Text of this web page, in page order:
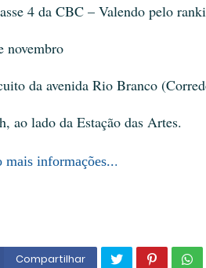
4 da CBC – Valendo pelo
novembro
da avenida Rio Branco
ao lado da Estação das Artes.
mais informações...
Compartilhar